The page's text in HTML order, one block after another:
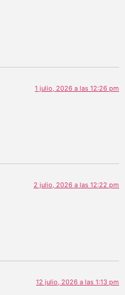
1 julio, 2026 a las 12:26 pm
2 julio, 2026 a las 12:22 pm
12 julio, 2026 a las 1:13 pm